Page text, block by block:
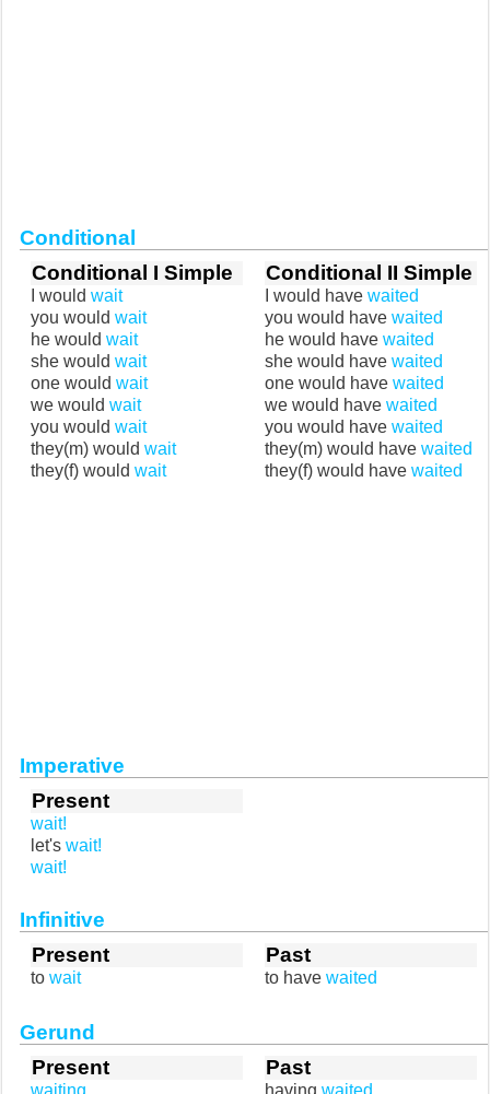
Conditional
Conditional I Simple
I would wait
you would wait
he would wait
she would wait
one would wait
we would wait
you would wait
they(m) would wait
they(f) would wait
Conditional II Simple
I would have waited
you would have waited
he would have waited
she would have waited
one would have waited
we would have waited
you would have waited
they(m) would have waited
they(f) would have waited
Imperative
Present
wait!
let's wait!
wait!
Infinitive
Present
to wait
Past
to have waited
Gerund
Present
waiting
Past
having waited